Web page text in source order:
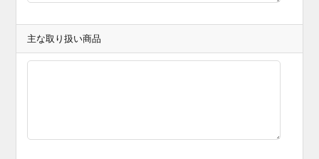
主な取り扱い商品